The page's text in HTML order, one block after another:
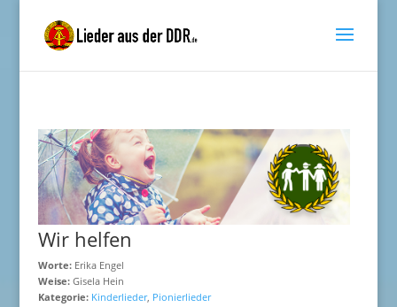
Wir helfen
Worte:Erika Engel
Weise:Gisela Hein
Kategorie: Kinderlieder, Pionierlieder